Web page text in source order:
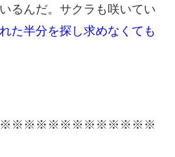
るんだ。サクラも咲いてい
た半分を探し求めなくても